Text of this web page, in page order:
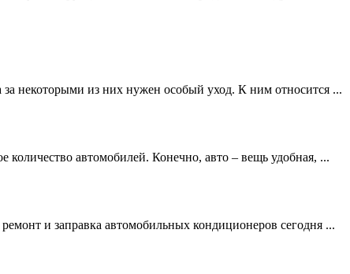
некоторыми из них нужен особый уход. К ним относится ...
автомобилей. Конечно, авто – вещь удобная, ...
и заправка автомобильных кондиционеров сегодня ...